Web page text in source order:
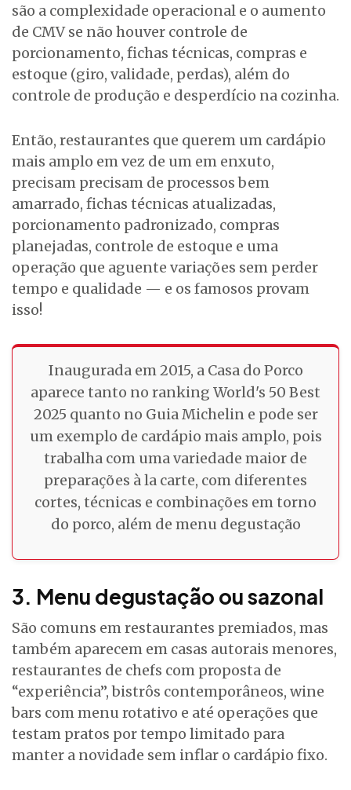
são a complexidade operacional e o aumento
de CMV se não houver controle de
porcionamento, fichas técnicas, compras e
estoque (giro, validade, perdas), além do
controle de produção e desperdício na cozinha.
Então, restaurantes que querem um cardápio
mais amplo em vez de um em enxuto,
precisam precisam de processos bem
amarrado, fichas técnicas atualizadas,
porcionamento padronizado, compras
planejadas, controle de estoque e uma
operação que aguente variações sem perder
tempo e qualidade — e os famosos provam
isso!
Inaugurada em 2015, a Casa do Porco
aparece tanto no ranking World's 50 Best
2025 quanto no Guia Michelin e pode ser
um exemplo de cardápio mais amplo, pois
trabalha com uma variedade maior de
preparações à la carte, com diferentes
cortes, técnicas e combinações em torno
do porco, além de menu degustação
3. Menu degustação ou sazonal
São comuns em restaurantes premiados, mas
também aparecem em casas autorais menores,
restaurantes de chefs com proposta de
“experiência”, bistrôs contemporâneos, wine
bars com menu rotativo e até operações que
testam pratos por tempo limitado para
manter a novidade sem inflar o cardápio fixo.